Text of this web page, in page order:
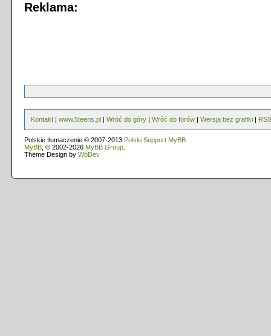
Reklama:
Kontakt | www.5teens.pl | Wróć do góry | Wróć do forów | Wersja bez grafiki | RSS
Polskie tłumaczenie © 2007-2013 Polski Support MyBB
MyBB , © 2002-2026 MyBB Group
Theme Design by WbDev